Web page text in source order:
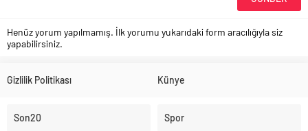
Henüz yorum yapılmamış. İlk yorumu yukarıdaki form aracılığıyla siz
yapabilirsiniz.
Gizlilik Politikası Künye
Son20 Spor